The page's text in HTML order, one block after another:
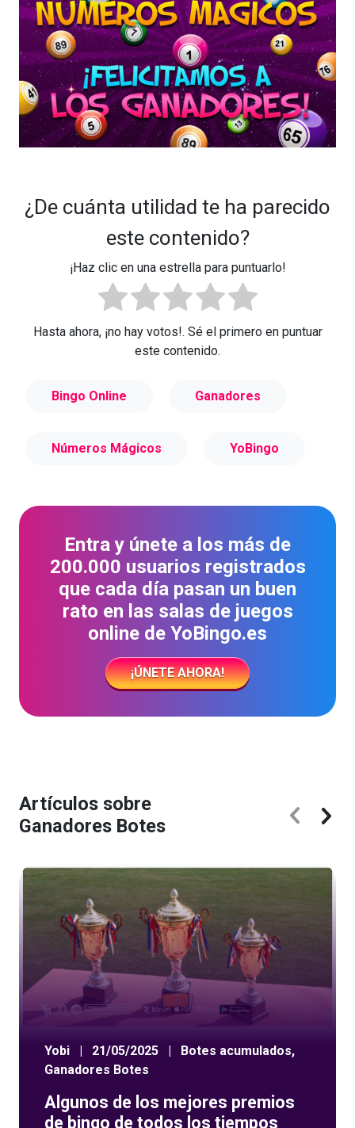
¿De cuánta utilidad te ha parecido
este contenido?
¡Haz clic en una estrella para puntuarlo!
Hasta ahora, ¡no hay votos!. Sé el primero en puntuar
este contenido.
Bingo Online Ganadores
Números Mágicos YoBingo
Entra y únete a los más de
200.000 usuarios registrados
que cada día pasan un buen
rato en las salas de juegos
online de YoBingo.es
¡ÚNETE AHORA!
Artículos sobre
Ganadores Botes
Yobi 21/05/2025 Botes acumulados,
Ganadores Botes
Algunos de los mejores premios
de bingo de todos los tiempos